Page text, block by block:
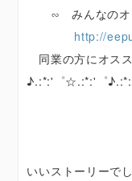
∽ みんなのオ
http://
同業の方にオス
♪.:*:'゜☆.:*:'゜
いいストーリーで